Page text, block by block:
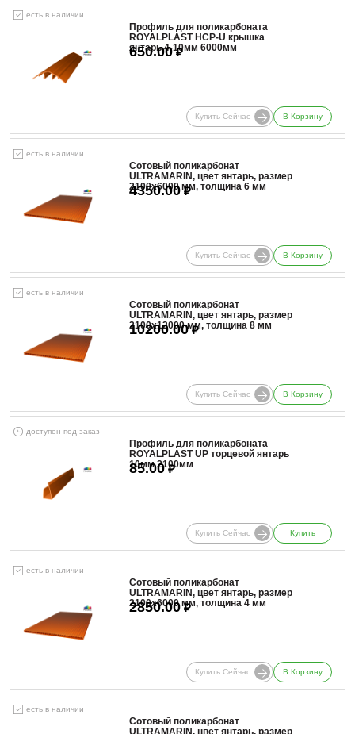
есть в наличии
Профиль для поликарбоната
ROYALPLAST HCP-U крышка
янтарь 4-10мм 6000мм
650.00₽
Купить Сейчас В Корзину
есть в наличии
Сотовый поликарбонат
ULTRAMARIN, цвет янтарь, размер
2100x6000 мм, толщина 6 мм
4350.00₽
Купить Сейчас В Корзину
есть в наличии
Сотовый поликарбонат
ULTRAMARIN, цвет янтарь, размер
2100x12000 мм, толщина 8 мм
10200.00₽
Купить Сейчас В Корзину
доступен под заказ
Профиль для поликарбоната
ROYALPLAST UP торцевой янтарь
10мм 2100мм
85.00₽
Купить Сейчас Купить
есть в наличии
Сотовый поликарбонат
ULTRAMARIN, цвет янтарь, размер
2100x6000 мм, толщина 4 мм
2850.00₽
Купить Сейчас В Корзину
есть в наличии
Сотовый поликарбонат
ULTRAMARIN, цвет янтарь, размер